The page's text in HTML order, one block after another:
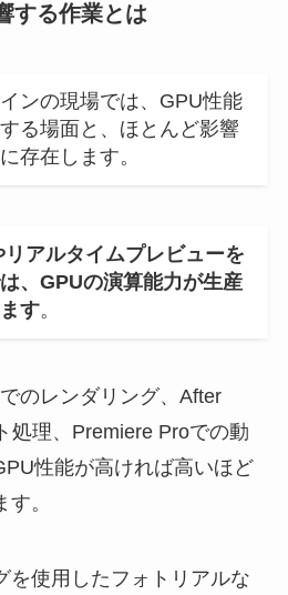
する作業とは
ンの現場では、GPU性能
る場面と、ほとんど影響
存在します。
アルタイムプレビューを
、GPUの演算能力が生産
す。
のレンダリング、After
処理、Premiere Proでの動
性能が高ければ高いほど
。
を使用したフォトリアルな